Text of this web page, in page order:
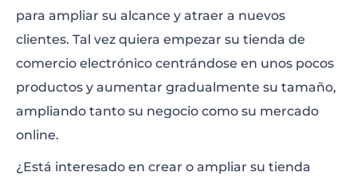
para ampliar su alcance y atraer a nuevos
clientes. Tal vez quiera empezar su tienda de
comercio electrónico centrándose en unos pocos
productos y aumentar gradualmente su tamaño,
ampliando tanto su negocio como su mercado
online.
¿Está interesado en crear o ampliar su tienda